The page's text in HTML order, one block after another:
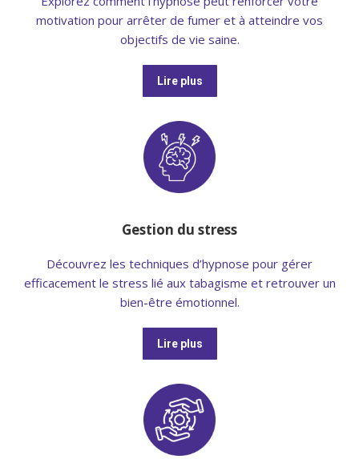
motivation pour arrêter de fumer et à atteindre vos
objectifs de vie saine.
Lire plus
Gestion du stress
Découvrez les techniques d’hypnose pour gérer
efficacement le stress lié aux tabagisme et retrouver un
bien-être émotionnel.
Lire plus